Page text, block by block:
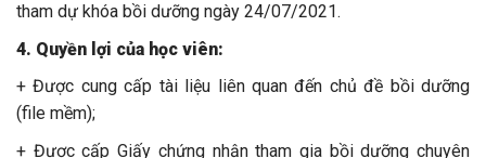
tham dự khóa bồi dưỡng ngày 24/07/2021.
4. Quyền lợi của học viên:
+ Được cung cấp tài liệu liên quan đến chủ đề bồi dưỡng
(file mềm);
+ Được cấp Giấy chứng nhận tham gia bồi dưỡng chuyên